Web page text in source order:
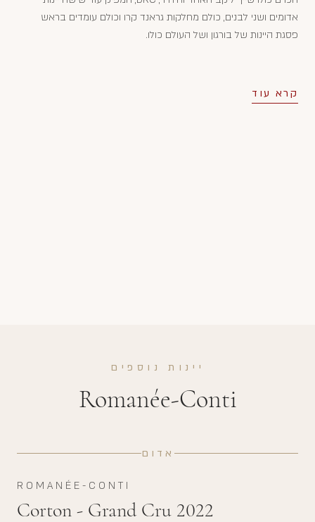
אדומים ושני לבנים, כולם מחלקות גראנד קרו וכולם עומדים בראש
פסגת היינות של בורגון ושל העולם כולו.
קרא עוד
יינות נוספים
Romanée-Conti
אדום
ROMANÉE-CONTI
Corton - Grand Cru 2022